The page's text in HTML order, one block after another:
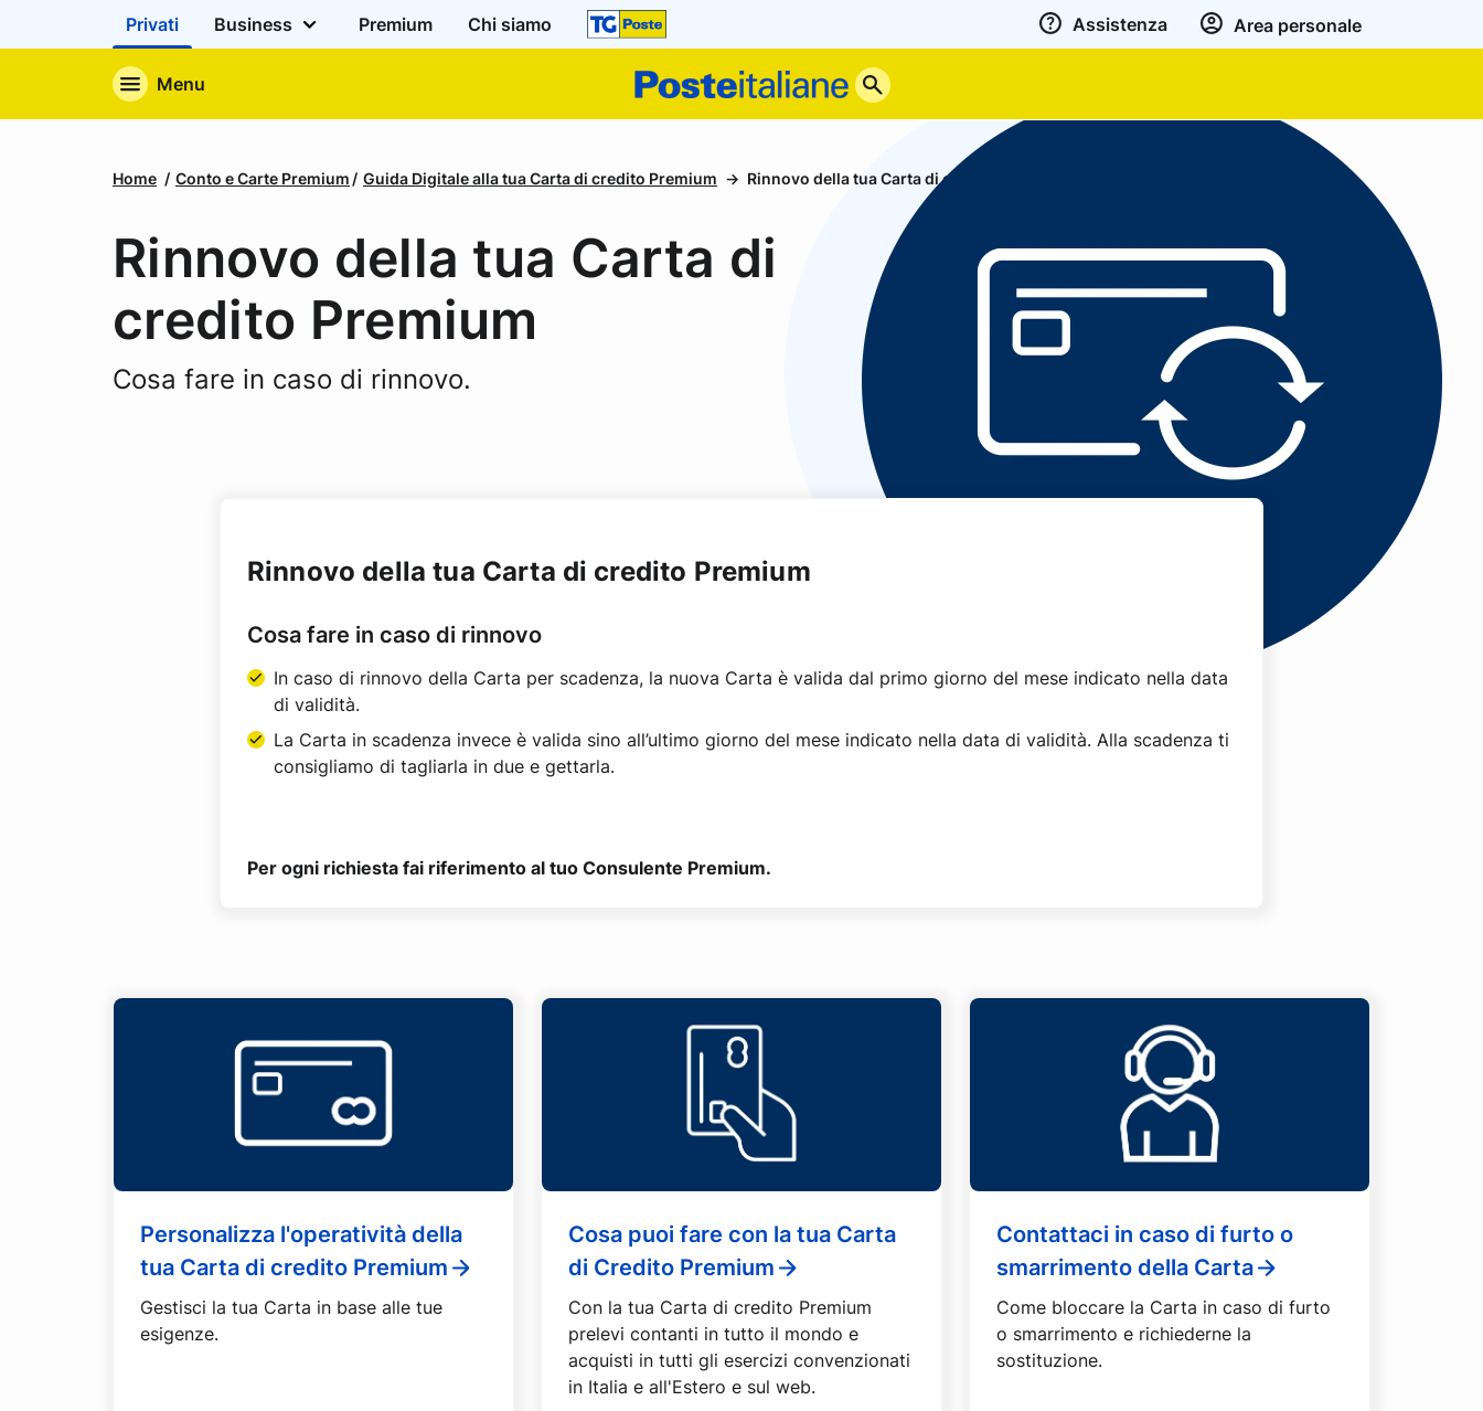
Privati Business Premium Chi siamo Assistenza Area personale
Menu
Poste
Italiane
Home Conto e Carte Premium Guida Digitale alla tua Carta di credito Premium Rinnovo della tua Carta di credito Premium
Rinnovo della tua Carta di
credito Premium
Cosa fare in caso di rinnovo.
Rinnovo della tua Carta di credito Premium
Cosa fare in caso di rinnovo
In caso di rinnovo della Carta per scadenza, la nuova Carta è valida dal primo giorno del mese indicato nella data
di validità.
La Carta in scadenza invece è valida sino all’ultimo giorno del mese indicato nella data di validità. Alla scadenza ti
consigliamo di tagliarla in due e gettarla.
Per ogni richiesta fai riferimento al tuo Consulente Premium.
Personalizza l'operatività della
tua Carta di credito Premium
Gestisci la tua Carta in base alle tue
esigenze.
Cosa puoi fare con la tua Carta
di Credito Premium
Con la tua Carta di credito Premium
prelevi contanti in tutto il mondo e
acquisti in tutti gli esercizi convenzionati
in Italia e all'Estero e sul web.
Contattaci in caso di furto o
smarrimento della Carta
Come bloccare la Carta in caso di furto
o smarrimento e richiederne la
sostituzione.